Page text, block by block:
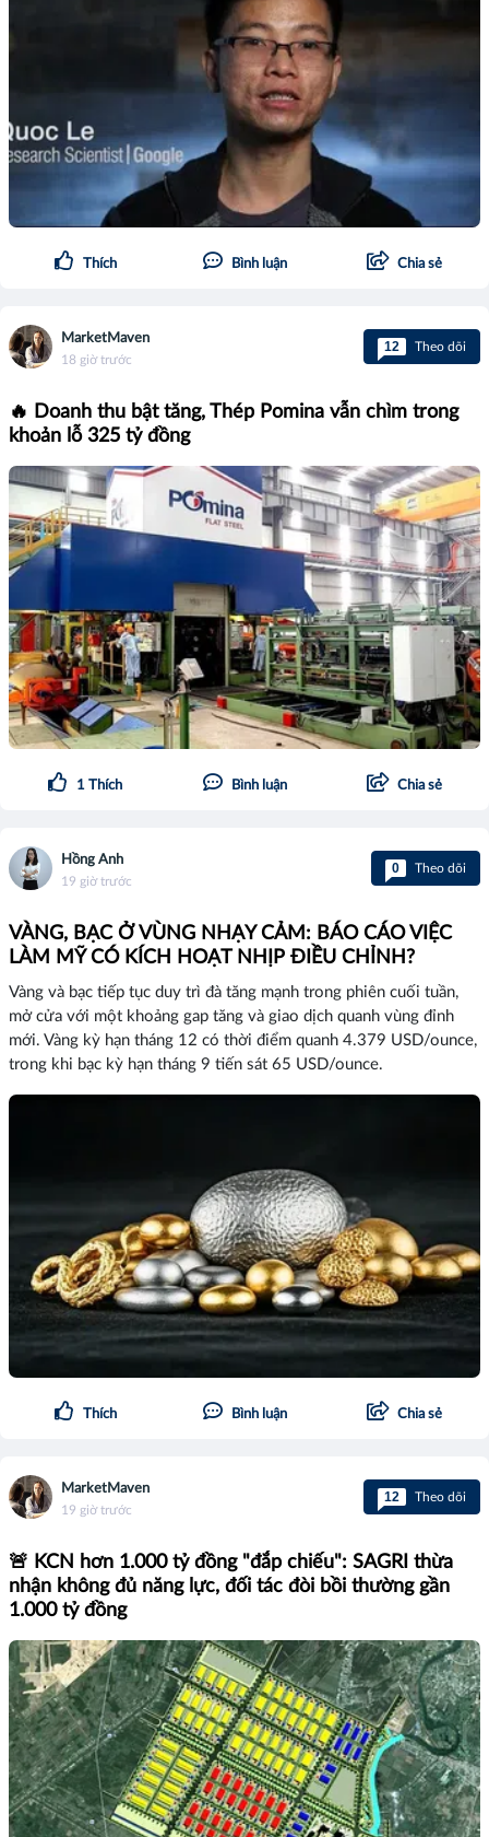
Thích Bình luận Chia sẻ
MarketMaven
18 giờ trước
12 Theo dõi
🔥 Doanh thu bật tăng, Thép Pomina vẫn chìm trong
khoản lỗ 325 tỷ đồng
1 Thích Bình luận Chia sẻ
Hồng Anh
19 giờ trước
0 Theo dõi
VÀNG, BẠC Ở VÙNG NHẠY CẢM: BÁO CÁO VIỆC
LÀM MỸ CÓ KÍCH HOẠT NHỊP ĐIỀU CHỈNH?
Vàng và bạc tiếp tục duy trì đà tăng mạnh trong phiên cuối tuần,
mở cửa với một khoảng gap tăng và giao dịch quanh vùng đỉnh
mới. Vàng kỳ hạn tháng 12 có thời điểm quanh 4.379 USD/ounce,
trong khi bạc kỳ hạn tháng 9 tiến sát 65 USD/ounce.
Thích Bình luận Chia sẻ
MarketMaven
19 giờ trước
12 Theo dõi
🚨 KCN hơn 1.000 tỷ đồng "đắp chiếu": SAGRI thừa
nhận không đủ năng lực, đối tác đòi bồi thường gần
1.000 tỷ đồng